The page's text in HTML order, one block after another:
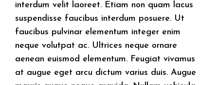
interdum velit laoreet. Etiam non quam lacus
suspendisse faucibus interdum posuere. Ut
faucibus pulvinar elementum integer enim
neque volutpat ac. Ultrices neque ornare
aenean euismod elementum. Feugiat vivamus
at augue eget arcu dictum varius duis. Augue